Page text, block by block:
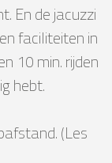
En de jacuzzi
faciliteiten in
10 min. rijden
hebt.
(Les